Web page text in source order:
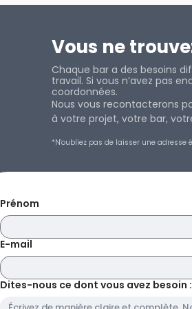
Vous ne
Chaque bar a des besoins
travail. Si vous n’avez pas
coordonnées.
Nous vous recontacterons
à votre projet, votre bar,
*N'oubliez pas de laisser une adresse
Prénom
E-mail
Dites-nous ce dont vous avez